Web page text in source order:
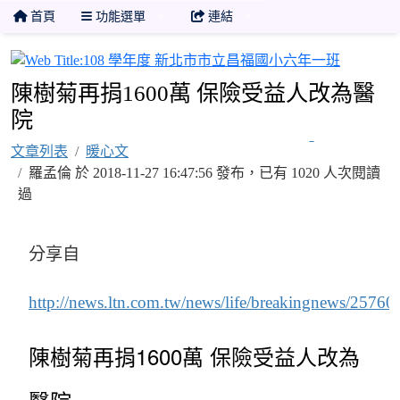
首頁 功能選單 連結
陳樹菊再捐1600萬 保險受益人改為醫
院
文章列表
暖心文
羅孟倫 於 2018-11-27 16:47:56 發布，已有 1020 人次閱讀
過
分享自
http://news.ltn.com.tw/news/life/breakingnews/
陳樹菊再捐1600萬 保險受益人改為